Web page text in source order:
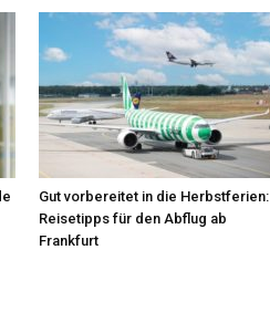
Gut vorbereitet in die Herbstferien:
Reisetipps für den Abflug ab
Frankfurt